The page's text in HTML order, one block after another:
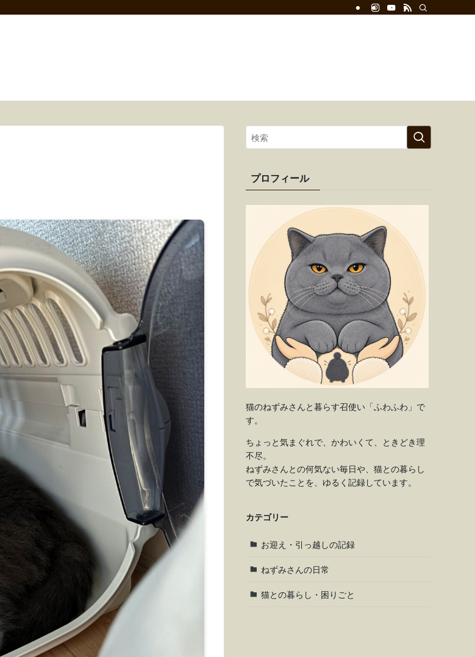
プロフィール
猫のねずみさんと暮らす召使い「ふわふわ」で
す。
ちょっと気まぐれで、かわいくて、ときどき理
不尽。
ねずみさんとの何気ない毎日や、猫との暮らし
で気づいたことを、ゆるく記録しています。
カテゴリー
お迎え・引っ越しの記録
ねずみさんの日常
猫との暮らし・困りごと